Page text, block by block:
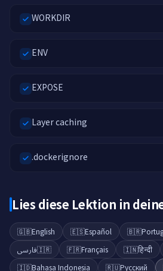
WORKDIR
ENV
EXPOSE
Layer caching
.dockerignore
Lies diese Lektion in
🇬🇧English 🇪🇸Español 🇧🇷
🇮🇷فارسی 🇫🇷Français 🇮🇳हिन्दी
🇮🇩Bahasa Indonesia 🇷🇺Русский